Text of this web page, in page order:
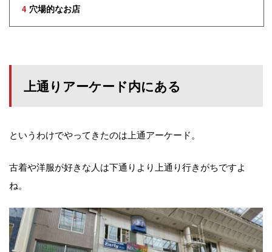
4 穴場的なお店
上通りアーケード内にある
というわけでやってきたのは上通アーケード。
古着や洋服が好きな人は下通りより上通り行きがちですよ
ね。